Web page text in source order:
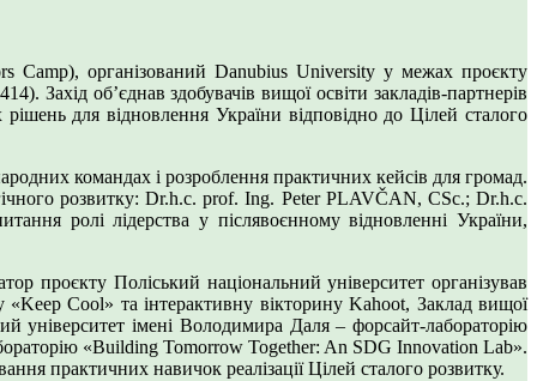
Camp), організований Danubius University у межах проєкту
об’єднав здобувачів вищої освіти закладів-партнерів
для відновлення України відповідно до Цілей сталого
командах і розроблення практичних кейсів для громад.
розвитку: Dr.h.c. prof. Ing. Peter PLAVČAN, CSc.; Dr.h.c.
ролі лідерства у післявоєнному відновленні України,
проєкту Поліський національний університет організував
«Keep Cool» та інтерактивну вікторину Kahoot, Заклад вищої
університет імені Володимира Даля – форсайт-лабораторію
«Building Tomorrow Together: An SDG Innovation Lab».
практичних навичок реалізації Цілей сталого розвитку.